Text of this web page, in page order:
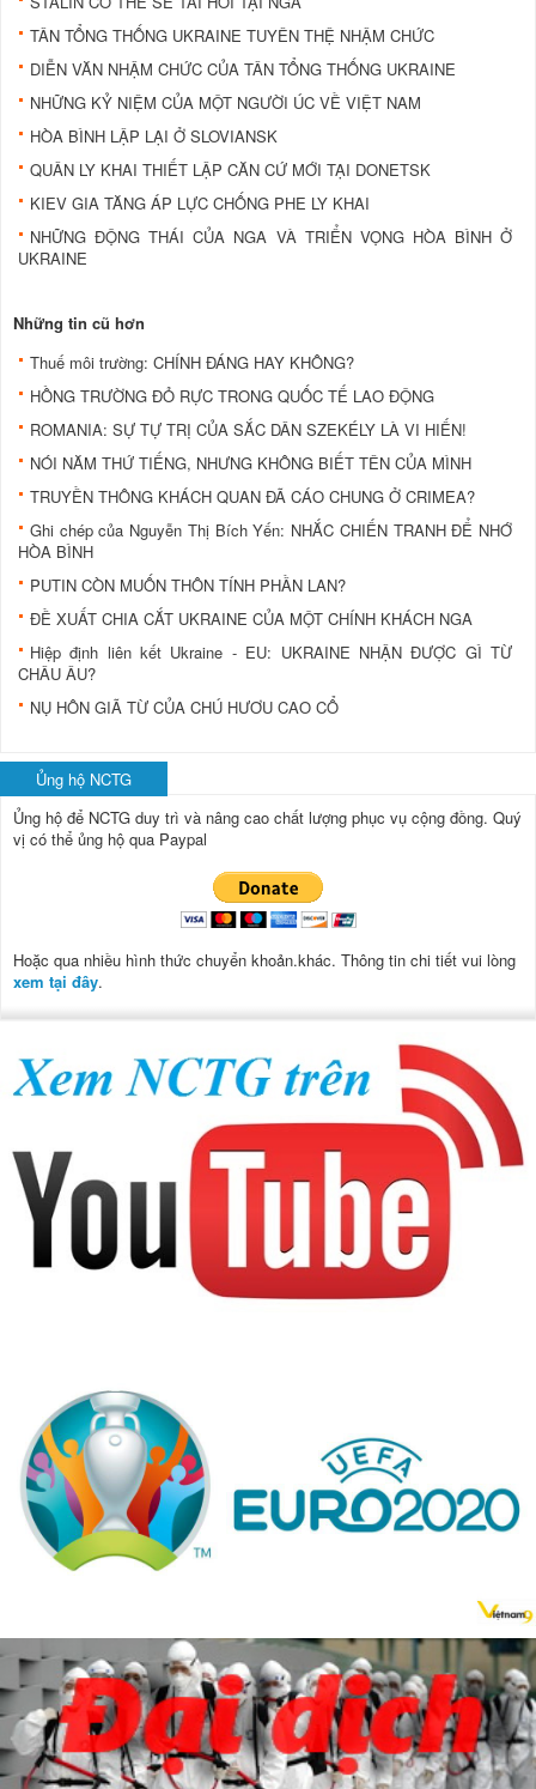
TÂN TỔNG THỐNG UKRAINE TUYÊN THỆ NHẬM CHỨC
DIỄN VĂN NHẬM CHỨC CỦA TÂN TỔNG THỐNG UKRAINE
NHỮNG KỶ NIỆM CỦA MỘT NGƯỜI ÚC VỀ VIỆT NAM
HÒA BÌNH LẬP LẠI Ở SLOVIANSK
QUÂN LY KHAI THIẾT LẬP CĂN CỨ MỚI TẠI DONETSK
KIEV GIA TĂNG ÁP LỰC CHỐNG PHE LY KHAI
NHỮNG ĐỘNG THÁI CỦA NGA VÀ TRIỂN VỌNG HÒA BÌNH Ở
UKRAINE
Những tin cũ hơn
Thuế môi trường: CHÍNH ĐÁNG HAY KHÔNG?
HỒNG TRƯỜNG ĐỎ RỰC TRONG QUỐC TẾ LAO ĐỘNG
ROMANIA: SỰ TỰ TRỊ CỦA SẮC DÂN SZEKÉLY LÀ VI HIẾN!
NÓI NĂM THỨ TIẾNG, NHƯNG KHÔNG BIẾT TÊN CỦA MÌNH
TRUYỀN THÔNG KHÁCH QUAN ĐÃ CÁO CHUNG Ở CRIMEA?
Ghi chép của Nguyễn Thị Bích Yến: NHẮC CHIẾN TRANH ĐỂ NHỚ
HÒA BÌNH
PUTIN CÒN MUỐN THÔN TÍNH PHẦN LAN?
ĐỀ XUẤT CHIA CẮT UKRAINE CỦA MỘT CHÍNH KHÁCH NGA
Hiệp định liên kết Ukraine - EU: UKRAINE NHẬN ĐƯỢC GÌ TỪ
CHÂU ÂU?
NỤ HÔN GIÃ TỪ CỦA CHÚ HƯƠU CAO CỔ
Ủng hộ NCTG
Ủng hộ để NCTG duy trì và nâng cao chất lượng phục vụ cộng đồng. Quý
vị có thể ủng hộ qua Paypal
Hoặc qua nhiều hình thức chuyển khoản.khác. Thông tin chi tiết vui lòng
xem tại đây.